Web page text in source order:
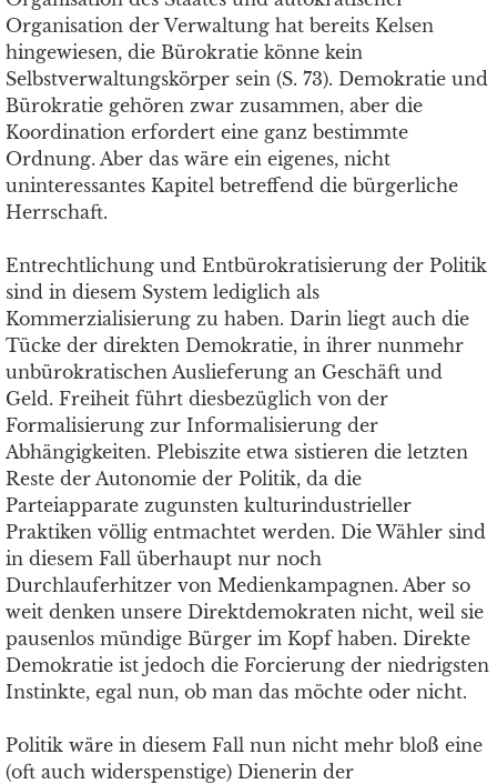
Organisation der Verwaltung hat bereits Kelsen
hingewiesen, die Bürokratie könne kein
Selbstverwaltungskörper sein (S. 73). Demokratie und
Bürokratie gehören zwar zusammen, aber die
Koordination erfordert eine ganz bestimmte
Ordnung. Aber das wäre ein eigenes, nicht
uninteressantes Kapitel betreffend die bürgerliche
Herrschaft.
Entrechtlichung und Entbürokratisierung der Politik
sind in diesem System lediglich als
Kommerzialisierung zu haben. Darin liegt auch die
Tücke der direkten Demokratie, in ihrer nunmehr
unbürokratischen Auslieferung an Geschäft und
Geld. Freiheit führt diesbezüglich von der
Formalisierung zur Informalisierung der
Abhängigkeiten. Plebiszite etwa sistieren die letzten
Reste der Autonomie der Politik, da die
Parteiapparate zugunsten kulturindustrieller
Praktiken völlig entmachtet werden. Die Wähler sind
in diesem Fall überhaupt nur noch
Durchlauferhitzer von Medienkampagnen. Aber so
weit denken unsere Direktdemokraten nicht, weil sie
pausenlos mündige Bürger im Kopf haben. Direkte
Demokratie ist jedoch die Forcierung der niedrigsten
Instinkte, egal nun, ob man das möchte oder nicht.
Politik wäre in diesem Fall nun nicht mehr bloß eine
(oft auch widerspenstige) Dienerin der